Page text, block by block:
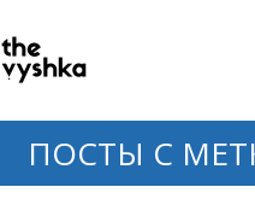
PRIMARY
NAVIGATION
ПОСТЫ С